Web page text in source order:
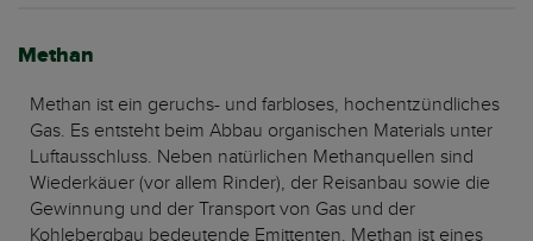
Methan
Methan ist ein geruchs- und farbloses, hochentzündliches
Gas. Es entsteht beim Abbau organischen Materials unter
Luftausschluss. Neben natürlichen Methanquellen sind
Wiederkäuer (vor allem Rinder), der Reisanbau sowie die
Gewinnung und der Transport von Gas und der
Kohlebergbau bedeutende Emittenten. Methan ist eines